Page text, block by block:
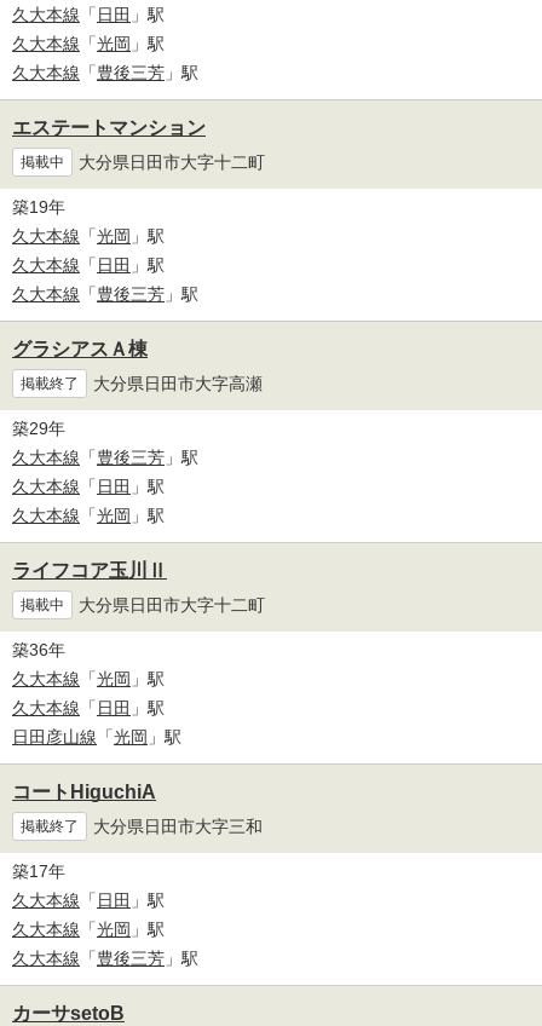
久大本線 「 日田 」駅
久大本線 「光岡 」駅
久大本線 「豊後三芳 」駅
エステートマンション
掲載中 大分県日田市大字十二町
築19年
久大本線 「光岡 」駅
久大本線 「 日田 」駅
久大本線 「豊後三芳 」駅
グラシアスＡ棟
掲載終了 大分県日田市大字高瀬
築29年
久大本線 「豊後三芳 」駅
久大本線 「 日田 」駅
久大本線 「光岡 」駅
ライフコア玉川Ⅱ
掲載中 大分県日田市大字十二町
築36年
久大本線 「光岡 」駅
久大本線 「 日田 」駅
日田彦山線 「光岡 」駅
コートHiguchiA
掲載終了 大分県日田市大字三和
築17年
久大本線 「 日田 」駅
久大本線 「光岡 」駅
久大本線 「豊後三芳 」駅
カーサsetoB